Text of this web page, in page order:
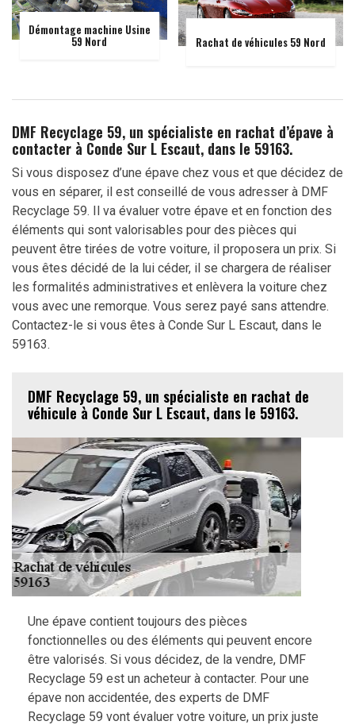
Démontage machine Usine
59 Nord Rachat de véhicules 59 Nord
DMF Recyclage 59, un spécialiste en rachat d’épave à
contacter à Conde Sur L Escaut, dans le 59163.
Si vous disposez d’une épave chez vous et que décidez de
vous en séparer, il est conseillé de vous adresser à DMF
Recyclage 59. Il va évaluer votre épave et en fonction des
éléments qui sont valorisables pour des pièces qui
peuvent être tirées de votre voiture, il proposera un prix. Si
vous êtes décidé de la lui céder, il se chargera de réaliser
les formalités administratives et enlèvera la voiture chez
vous avec une remorque. Vous serez payé sans attendre.
Contactez-le si vous êtes à Conde Sur L Escaut, dans le
59163.
DMF Recyclage 59, un spécialiste en rachat de
véhicule à Conde Sur L Escaut, dans le 59163.
Une épave contient toujours des pièces
fonctionnelles ou des éléments qui peuvent encore
être valorisés. Si vous décidez, de la vendre, DMF
Recyclage 59 est un acheteur à contacter. Pour une
épave non accidentée, des experts de DMF
Recyclage 59 vont évaluer votre voiture, un prix juste